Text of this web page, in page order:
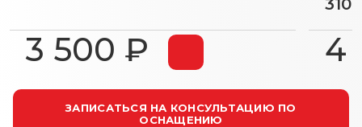
3 500 ₽ 4
ЗАПИСАТЬСЯ НА КОНСУЛЬТАЦИЮ ПО
ОСНАЩЕНИЮ